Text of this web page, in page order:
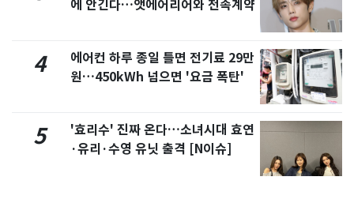
에 안긴다…앳에어리어와 전속계약
4
에어컨 하루 종일 틀면 전기료 29만
원…450kWh 넘으면 '요금 폭탄'
5
'효리수' 진짜 온다…소녀시대 효연
·유리·수영 유닛 출격 [N이슈]